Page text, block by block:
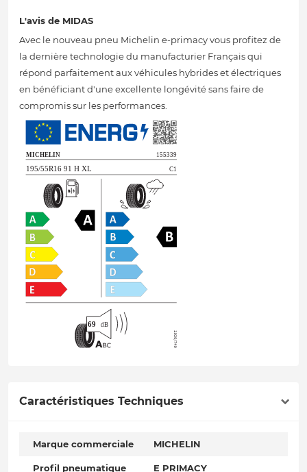
L'avis de MIDAS
Avec le nouveau pneu Michelin e-primacy vous profitez de
la dernière technologie du manufacturier Français qui
répond parfaitement aux véhicules hybrides et électriques
en bénéficiant d'une excellente longévité sans faire de
compromis sur les performances.
Caractéristiques Techniques
Marque commerciale MICHELIN
Profil pneumatique E PRIMACY